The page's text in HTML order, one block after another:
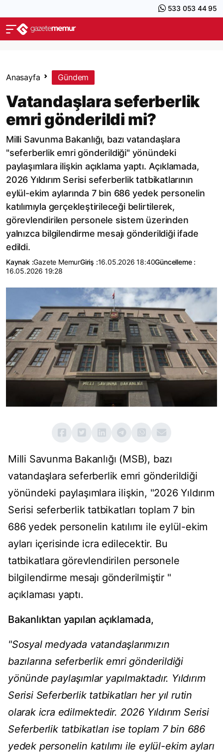
533 053 44 95
Anasayfa Gündem
Vatandaşlara seferberlik
emri gönderildi mi?
Milli Savunma Bakanlığı, bazı vatandaşlara
"seferberlik emri gönderildiği" yönündeki
paylaşımlara ilişkin açıklama yaptı. Açıklamada,
2026 Yıldırım Serisi seferberlik tatbikatlarının
eylül-ekim aylarında 7 bin 686 yedek personelin
katılımıyla gerçekleştirileceği belirtilerek,
görevlendirilen personele sistem üzerinden
yalnızca bilgilendirme mesajı gönderildiği ifade
edildi.
Kaynak :Gazete MemurGiriş :16.05.2026 18:40Güncelleme :
16.05.2026 19:28
Milli Savunma Bakanlığı (MSB), bazı
vatandaşlara seferberlik emri gönderildiği
yönündeki paylaşımlara ilişkin, "2026 Yıldırım
Serisi seferberlik tatbikatları toplam 7 bin
686 yedek personelin katılımı ile eylül-ekim
ayları içerisinde icra edilecektir. Bu
tatbikatlara görevlendirilen personele
bilgilendirme mesajı gönderilmiştir "
açıklaması yaptı.
Bakanlıktan yapılan açıklamada,
"Sosyal medyada vatandaşlarımızın
bazılarına seferberlik emri gönderildiği
yönünde paylaşımlar yapılmaktadır. Yıldırım
Serisi Seferberlik tatbikatları her yıl rutin
olarak icra edilmektedir. 2026 Yıldırım Serisi
Seferberlik tatbikatları ise toplam 7 bin 686
yedek personelin katılımı ile eylül-ekim ayları